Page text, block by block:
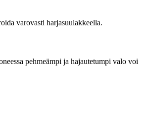
varovasti harjasuulakkeella.
pehmeämpi ja hajautetumpi valo voi